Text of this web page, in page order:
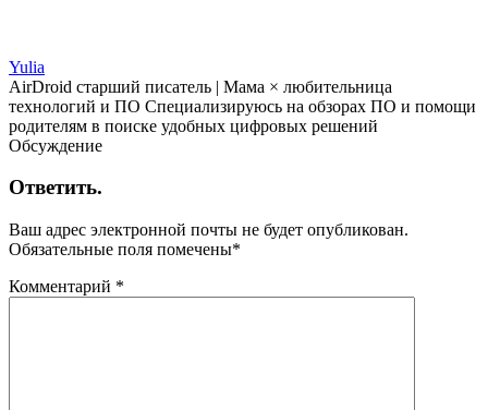
Yulia
AirDroid старший писатель | Мама × любительница
технологий и ПО Специализируюсь на обзорах ПО и помощи
родителям в поиске удобных цифровых решений
Обсуждение
Ответить.
Ваш адрес электронной почты не будет опубликован.
Обязательные поля помечены*
Комментарий *